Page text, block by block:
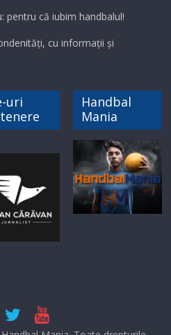
pentru că iubim handbalul!
cu informații și
uri
Handbal
Mania